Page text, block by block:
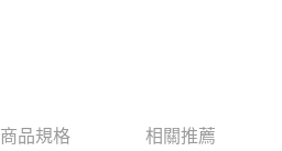
商品規格 相關推薦